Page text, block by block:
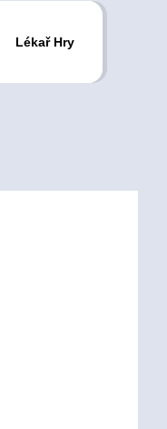
Lékař Hry